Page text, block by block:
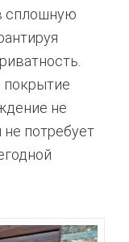
сплошную
не
потребует